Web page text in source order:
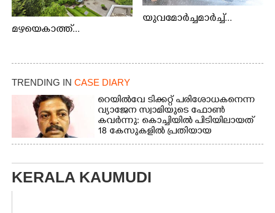
മഴയെകാത്ത്...
യുവമോർച്ചമാർച്ച്...
TRENDING IN CASE DIARY
റെയിൽവേ ടിക്കറ്റ് പരിശോധകനെന്ന
വ്യാജേന സ്വാമിയുടെ ഫോൺ
കവർന്നു: കൊച്ചിയിൽ പിടിയിലായത്
18 കേസുകളിൽ പ്രതിയായ
തട്ടിപ്പുവീരൻ
KERALA KAUMUDI